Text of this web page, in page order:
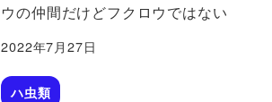
ウの仲間だけどフクロウではない
2022年7月27日
ハ虫類